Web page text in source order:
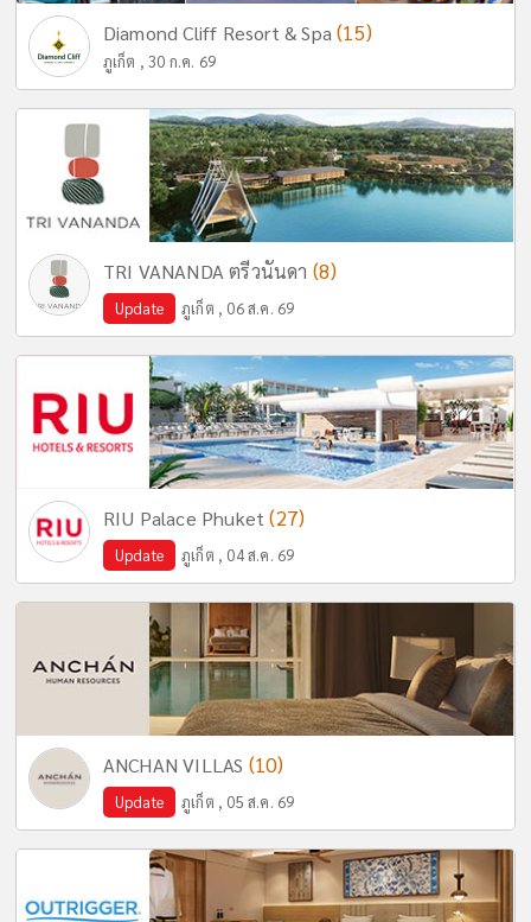
Diamond Cliff Resort & Spa(15)
ภูเก็ต , 30 ก.ค. 69
TRI VANANDA ตรีวนันดา (8)
Update ภูเก็ต , 06 ส.ค. 69
RIU Palace Phuket(27)
Update ภูเก็ต , 04 ส.ค. 69
ANCHAN VILLAS (10)
Update ภูเก็ต , 05 ส.ค. 69